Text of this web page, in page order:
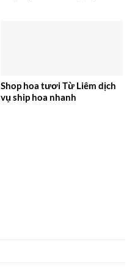
Shop hoa tươi Từ Liêm dịch
vụ ship hoa nhanh